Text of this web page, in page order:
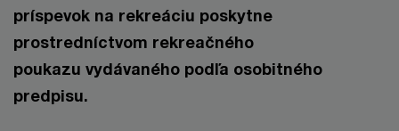
príspevok na rekreáciu poskytne
prostredníctvom rekreačného
poukazu vydávaného podľa osobitného
predpisu.